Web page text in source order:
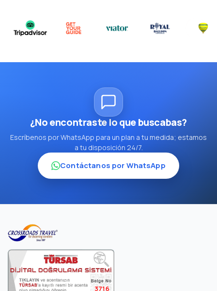
¿No encontraste lo que buscabas?
Escríbenos por WhatsApp para un plan a tu medida; estamos
a tu disposición 24/7.
Contáctanos por WhatsApp
3716